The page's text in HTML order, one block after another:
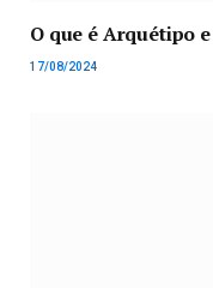
O que é Arquétipo
17/08/2024